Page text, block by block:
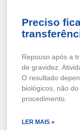
Preciso
Repouso após a
de gravidez.
O resultado
biológicos, não
procedimento.
LER MAIS »